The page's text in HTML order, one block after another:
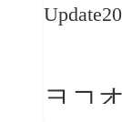
せん
Update
ヨコ